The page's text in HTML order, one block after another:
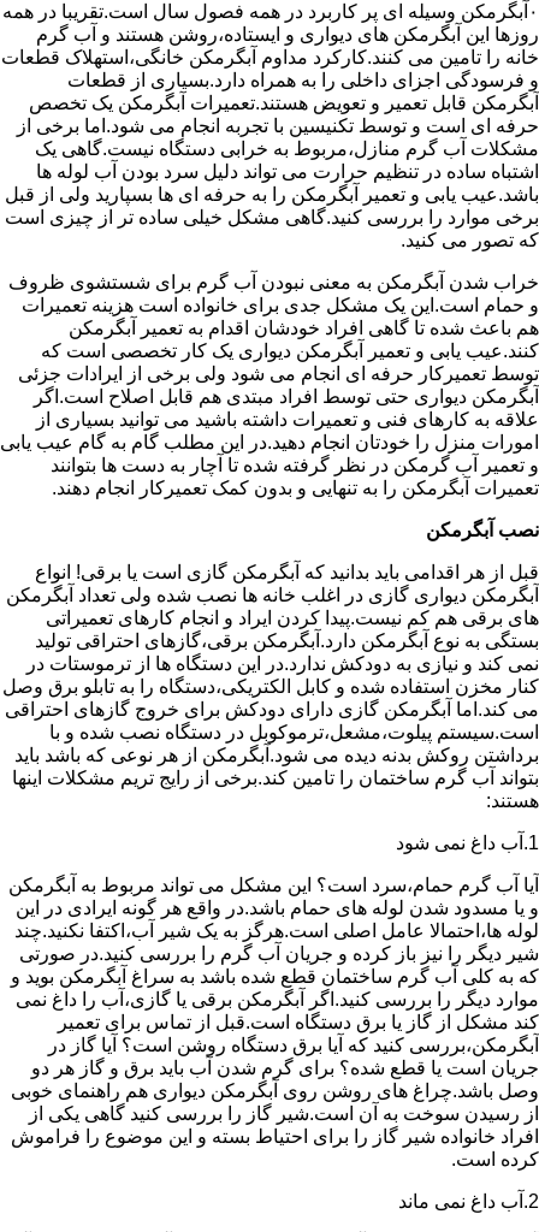
۰آبگرمکن وسیله ای پر کاربرد در همه فصول سال است.تقریبا در همه
روزها این آبگرمکن های دیواری و ایستاده،روشن هستند و آب گرم
خانه را تامین می کنند.کارکرد مداوم آبگرمکن خانگی،استهلاک قطعات
و فرسودگی اجزای داخلی را به همراه دارد.بسیاری از قطعات
آبگرمکن قابل تعمیر و تعویض هستند.تعمیرات آبگرمکن یک تخصص
حرفه ای است و توسط تکنیسین با تجربه انجام می شود.اما برخی از
مشکلات آب گرم منازل،مربوط به خرابی دستگاه نیست.گاهی یک
اشتباه ساده در تنظیم حرارت می تواند دلیل سرد بودن آب لوله ها
باشد.عیب یابی و تعمیر آبگرمکن را به حرفه ای ها بسپارید ولی از قبل
برخی موارد را بررسی کنید.گاهی مشکل خیلی ساده تر از چیزی است
که تصور می کنید.
خراب شدن آبگرمکن به معنی نبودن آب گرم برای شستشوی ظروف
و حمام است.این یک مشکل جدی برای خانواده است هزینه تعمیرات
هم باعث شده تا گاهی افراد خودشان اقدام به تعمیر آبگرمکن
کنند.عیب یابی و تعمیر آبگرمکن دیواری یک کار تخصصی است که
توسط تعمیرکار حرفه ای انجام می شود ولی برخی از ایرادات جزئی
آبگرمکن دیواری حتی توسط افراد مبتدی هم قابل اصلاح است.اگر
علاقه به کارهای فنی و تعمیرات داشته باشید می توانید بسیاری از
امورات منزل را خودتان انجام دهید.در این مطلب گام به گام عیب یابی
و تعمیر آب گرمکن در نظر گرفته شده تا آچار به دست ها بتوانند
تعمیرات آبگرمکن را به تنهایی و بدون کمک تعمیرکار انجام دهند.
نصب آبگرمکن
قبل از هر اقدامی باید بدانید که آبگرمکن گازی است یا برقی! انواع
آبگرمکن دیواری گازی در اغلب خانه ها نصب شده ولی تعداد آبگرمکن
های برقی هم کم نیست.پیدا کردن ایراد و انجام کارهای تعمیراتی
بستگی به نوع آبگرمکن دارد.آبگرمکن برقی،گازهای احتراقی تولید
نمی کند و نیازی به دودکش ندارد.در این دستگاه ها از ترموستات در
کنار مخزن استفاده شده و کابل الکتریکی،دستگاه را به تابلو برق وصل
می کند.اما آبگرمکن گازی دارای دودکش برای خروج گازهای احتراقی
است.سیستم پیلوت،مشعل،ترموکوبل در دستگاه نصب شده و با
برداشتن روکش بدنه دیده می شود.آبگرمکن از هر نوعی که باشد باید
بتواند آب گرم ساختمان را تامین کند.برخی از رایج تریم مشکلات اینها
هستند:
1.آب داغ نمی شود
آیا آب گرم حمام،سرد است؟ این مشکل می تواند مربوط به آبگرمکن
و یا مسدود شدن لوله های حمام باشد.در واقع هر گونه ایرادی در این
لوله ها،احتمالا عامل اصلی است.هرگز به یک شیر آب،اکتفا نکنید.چند
شیر دیگر را نیز باز کرده و جریان آب گرم را بررسی کنید.در صورتی
که به کلی آب گرم ساختمان قطع شده باشد به سراغ آبگرمکن بوید و
موارد دیگر را بررسی کنید.اگر آبگرمکن برقی یا گازی،آب را داغ نمی
کند مشکل از گاز یا برق دستگاه است.قبل از تماس برای تعمیر
آبگرمکن،بررسی کنید که آیا برق دستگاه روشن است؟ آیا گاز در
جریان است یا قطع شده؟ برای گرم شدن آب باید برق و گاز هر دو
وصل باشد.چراغ های روشن روی آبگرمکن دیواری هم راهنمای خوبی
از رسیدن سوخت به آن است.شیر گاز را بررسی کنید گاهی یکی از
افراد خانواده شیر گاز را برای احتیاط بسته و این موضوع را فراموش
کرده است.
2.آب داغ نمی ماند